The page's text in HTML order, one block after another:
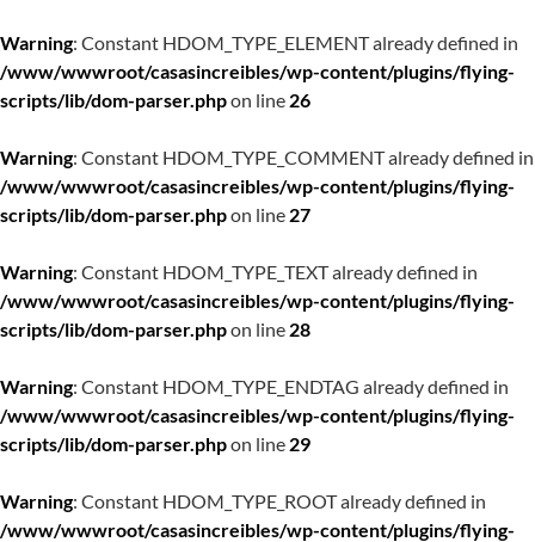
Warning: Constant HDOM_TYPE_ELEMENT already defined in
/www/wwwroot/casasincreibles/wp-content/plugins/flying-
scripts/lib/dom-parser.phpon line 26
Warning: Constant HDOM_TYPE_COMMENT already defined in
/www/wwwroot/casasincreibles/wp-content/plugins/flying-
scripts/lib/dom-parser.phpon line 27
Warning: Constant HDOM_TYPE_TEXT already defined in
/www/wwwroot/casasincreibles/wp-content/plugins/flying-
scripts/lib/dom-parser.phpon line 28
Warning: Constant HDOM_TYPE_ENDTAG already defined in
/www/wwwroot/casasincreibles/wp-content/plugins/flying-
scripts/lib/dom-parser.phpon line 29
Warning: Constant HDOM_TYPE_ROOT already defined in
/www/wwwroot/casasincreibles/wp-content/plugins/flying-